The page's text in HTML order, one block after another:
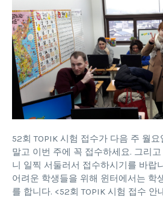
52회 TOPIK 시험 접수가 다음 주 월
말고 이번 주에 꼭 접수하세요. 그리
니 일찍 서둘러서 접수하시기를 바랍
어려운 학생들을 위해 윈터에서는 학
를 합니다. <52회 TOPIK 시험 접수 안